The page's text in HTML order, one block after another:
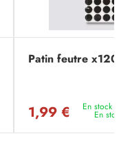
Patin feutre x120
1,99 € En stock
En